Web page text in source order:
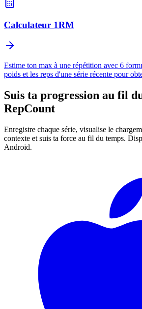
Calculateur 1RM
Estime ton max à une répétition avec 6
poids et les reps d'une série récente pour
Suis ta progression au fil
RepCount
Enregistre chaque série, visualise le
contexte et suis ta force au fil du temps.
Android.